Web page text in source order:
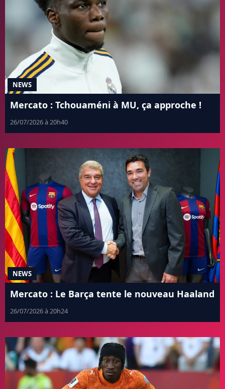
NEWS
Mercato : Tchouaméni à MU, ça approche !
26/07/2026 à 20h40
NEWS
Mercato : Le Barça tente le nouveau Haaland
26/07/2026 à 20h24